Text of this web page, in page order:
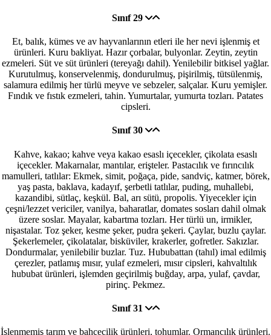
Sınıf 29
Et, balık, kümes ve av hayvanlarının etleri ile her nevi işlenmiş et
ürünleri. Kuru bakliyat. Hazır çorbalar, bulyonlar. Zeytin, zeytin
ezmeleri. Süt ve süt ürünleri (tereyağı dahil). Yenilebilir bitkisel yağlar.
Kurutulmuş, konservelenmiş, dondurulmuş, pişirilmiş, tütsülenmiş,
salamura edilmiş her türlü meyve ve sebzeler, salçalar. Kuru yemişler.
Fındık ve fıstık ezmeleri, tahin. Yumurtalar, yumurta tozları. Patates
cipsleri.
Sınıf 30
Kahve, kakao; kahve veya kakao esaslı içecekler, çikolata esaslı
içecekler. Makarnalar, mantılar, erişteler. Pastacılık ve fırıncılık
mamulleri, tatlılar: Ekmek, simit, poğaça, pide, sandviç, katmer, börek,
yaş pasta, baklava, kadayıf, şerbetli tatlılar, puding, muhallebi,
kazandibi, sütlaç, keşkül. Bal, arı sütü, propolis. Yiyecekler için
çeşni/lezzet vericiler, vanilya, baharatlar, domates sosları dahil olmak
üzere soslar. Mayalar, kabartma tozları. Her türlü un, irmikler,
nişastalar. Toz şeker, kesme şeker, pudra şekeri. Çaylar, buzlu çaylar.
Şekerlemeler, çikolatalar, bisküviler, krakerler, gofretler. Sakızlar.
Dondurmalar, yenilebilir buzlar. Tuz. Hububattan (tahıl) imal edilmiş
çerezler, patlamış mısır, yulaf ezmeleri, mısır cipsleri, kahvaltılık
hububat ürünleri, işlemden geçirilmiş buğday, arpa, yulaf, çavdar,
pirinç. Pekmez.
Sınıf 31
İşlenmemiş tarım ve bahçecilik ürünleri, tohumlar. Ormancılık ürünleri.